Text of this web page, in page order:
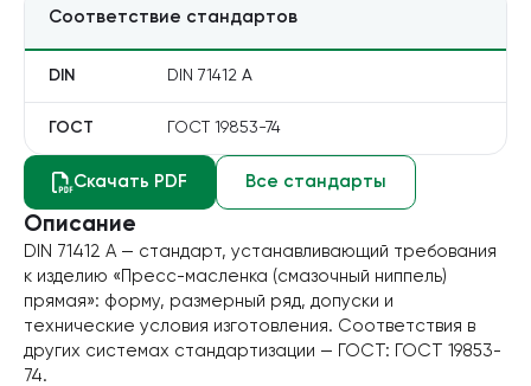
Запросить расчет
Соответствие стандартов
DIN DIN 71412 A
ГОСТ ГОСТ 19853-74
Скачать PDF Все стандарты
Описание
DIN 71412 A — стандарт, устанавливающий требования
к изделию «Пресс-масленка (смазочный ниппель)
прямая»: форму, размерный ряд, допуски и
технические условия изготовления. Соответствия в
других системах стандартизации — ГОСТ: ГОСТ 19853-
74.